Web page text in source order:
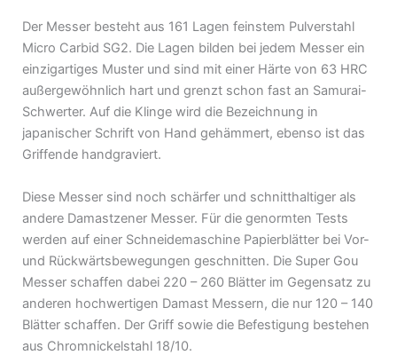
Der Messer besteht aus 161 Lagen feinstem Pulverstahl
Micro Carbid SG2. Die Lagen bilden bei jedem Messer ein
einzigartiges Muster und sind mit einer Härte von 63 HRC
außergewöhnlich hart und grenzt schon fast an Samurai-
Schwerter. Auf die Klinge wird die Bezeichnung in
japanischer Schrift von Hand gehämmert, ebenso ist das
Griffende handgraviert.
Diese Messer sind noch schärfer und schnitthaltiger als
andere Damastzener Messer. Für die genormten Tests
werden auf einer Schneidemaschine Papierblätter bei Vor-
und Rückwärtsbewegungen geschnitten. Die Super Gou
Messer schaffen dabei 220 – 260 Blätter im Gegensatz zu
anderen hochwertigen Damast Messern, die nur 120 – 140
Blätter schaffen. Der Griff sowie die Befestigung bestehen
aus Chromnickelstahl 18/10.